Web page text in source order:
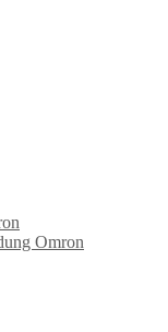
Omron